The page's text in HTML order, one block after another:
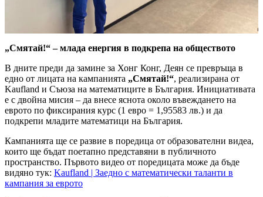
„Смятай!“ – млада енергия в подкрепа на обществото
В дните преди да замине за Хонг Конг, Деян се превръща в
едно от лицата на кампанията „Смятай!“, реализирана от
Kaufland и Съюза на математиците в България. Инициативата
е с двойна мисия – да внесе яснота около въвеждането на
еврото по фиксирания курс (1 евро = 1,95583 лв.) и да
подкрепи младите математици на България.
Кампанията ще се развие в поредица от образователни видеа,
които ще бъдат поетапно представяни в публичното
пространство. Първото видео от поредицата може да бъде
видяно тук: Kaufland | Заедно с математически таланти в
кампания за еврото